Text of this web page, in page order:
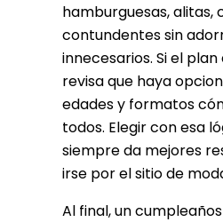
hamburguesas, alitas,
contundentes sin
innecesarios. Si el
revisa que haya
edades y formatos
todos. Elegir con esa
siempre da mejores
irse por el sitio de
Al final, un